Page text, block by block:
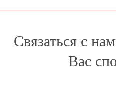
Связаться с
Вас